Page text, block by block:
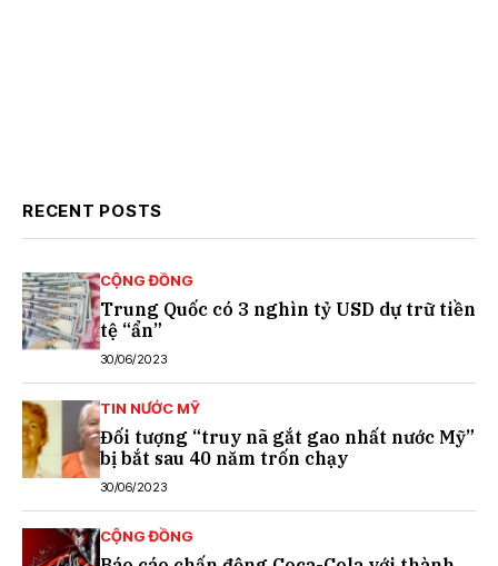
RECENT POSTS
CỘNG ĐỒNG
Trung Quốc có 3 nghìn tỷ USD dự trữ tiền
tệ “ẩn”
30/06/2023
TIN NƯỚC MỸ
Đối tượng “truy nã gắt gao nhất nước Mỹ”
bị bắt sau 40 năm trốn chạy
30/06/2023
CỘNG ĐỒNG